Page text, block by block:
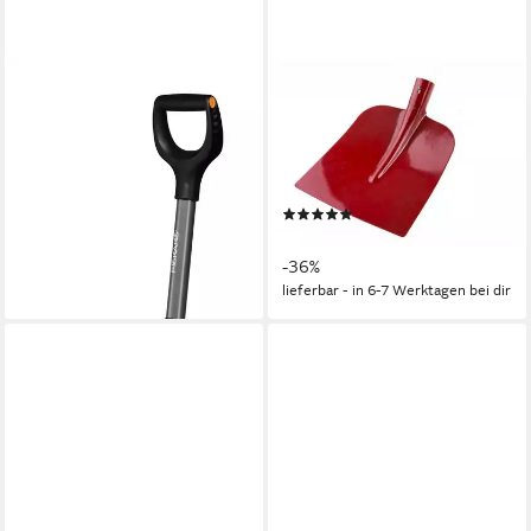
Schaufel, Ergonomic
lieferbar - in 2-3 Werktagen bei dir
Schaufel Holsteiner Schaufel
Gr.2, 250 x 270 mm
Sandschaufel, Bauschaufel,
(1x Schaufel)
(1)
6,99 €
-36%
lieferbar - in 6-7 Werktagen bei dir